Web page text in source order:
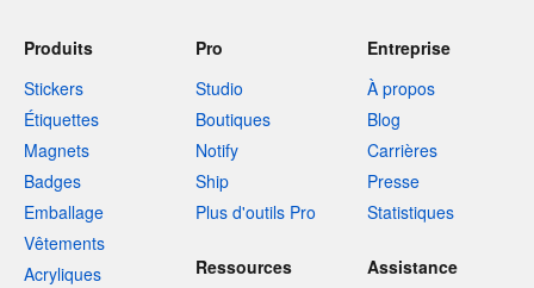
Produits
Stickers
Étiquettes
Magnets
Badges
Emballage
Vêtements
Acryliques
Pro
Studio
Boutiques
Notify
Ship
Plus d'outils Pro
Entreprise
À propos
Blog
Carrières
Presse
Statistiques
Ressources Assistance